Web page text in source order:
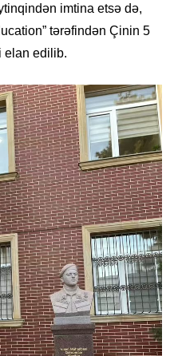
imtina etsə də,
tərəfindən Çinin 5
elan edilib.